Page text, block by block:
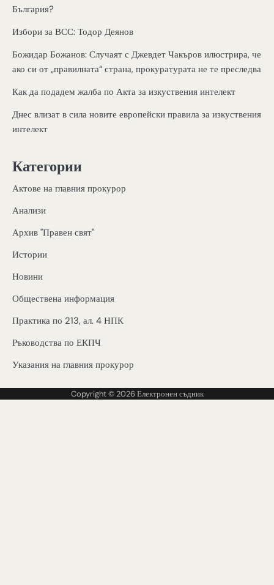
България?
Избори за ВСС: Тодор Деянов
Божидар Божанов: Случаят с Джевдет Чакъров илюстрира, че
ако си от „правилната“ страна, прокуратурата не те преследва
Как да подадем жалба по Акта за изкуствения интелект
Днес влизат в сила новите европейски правила за изкуствения
интелект
Категории
Актове на главния прокурор
Анализи
Архив "Правен свят"
Истории
Новини
Обществена информация
Практика по 213, ал. 4 НПК
Ръководства по ЕКПЧ
Указания на главния прокурор
Copyright © 2026Електронен съдник